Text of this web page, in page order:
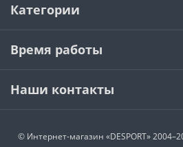
Категории
Время работы
Наши контакты
© Интернет-магазин «DESPORT»